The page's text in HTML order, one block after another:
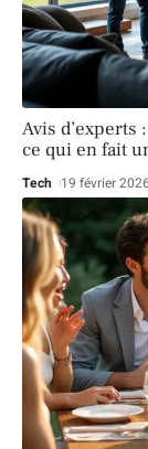
Avis
ce qui en fait
Tech 19 février 2026